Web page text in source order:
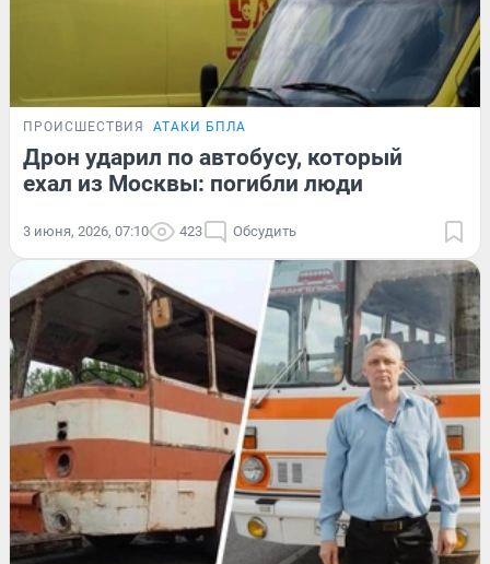
ПРОИСШЕСТВИЯ АТАКИ БПЛА
Дрон ударил по автобусу, который
ехал из Москвы: погибли люди
3 июня, 2026, 07:10 423 Обсудить